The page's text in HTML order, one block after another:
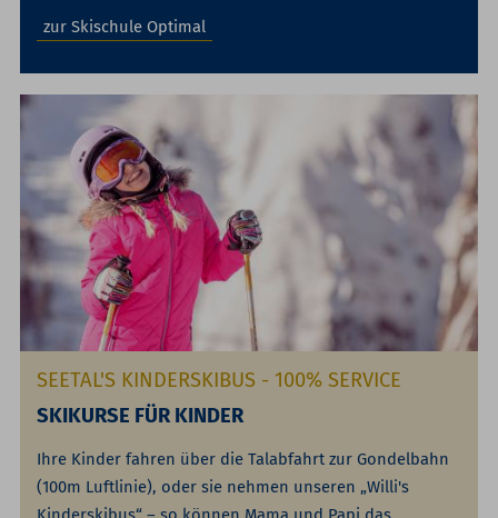
zur Skischule Optimal
SEETAL'S KINDERSKIBUS - 100% SERVICE
SKIKURSE FÜR KINDER
Ihre Kinder fahren über die Talabfahrt zur Gondelbahn
(100m Luftlinie), oder sie nehmen unseren „Willi's